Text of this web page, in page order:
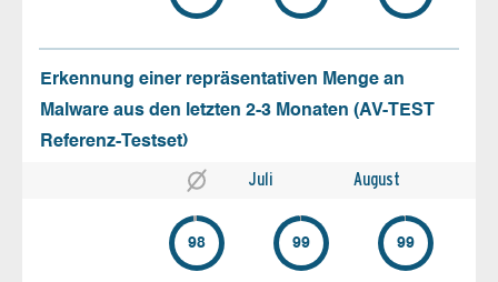
Erkennung einer repräsentativen Menge an
Malware aus den letzten 2-3 Monaten (AV-TEST
Referenz-Testset)
Juli August
98 99 99